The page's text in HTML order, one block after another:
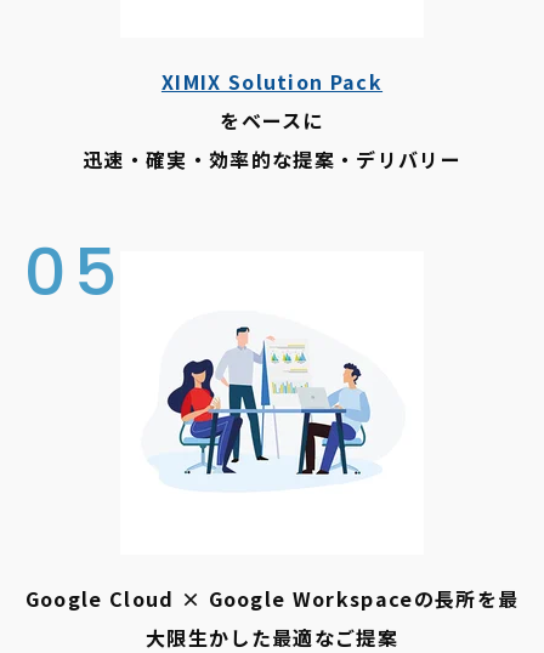
XIMIX Solution Pack
をベースに
迅速・確実・効率的な提案・デリバリー
05
Google Cloud × Google Workspaceの長所を最
大限生かした最適なご提案